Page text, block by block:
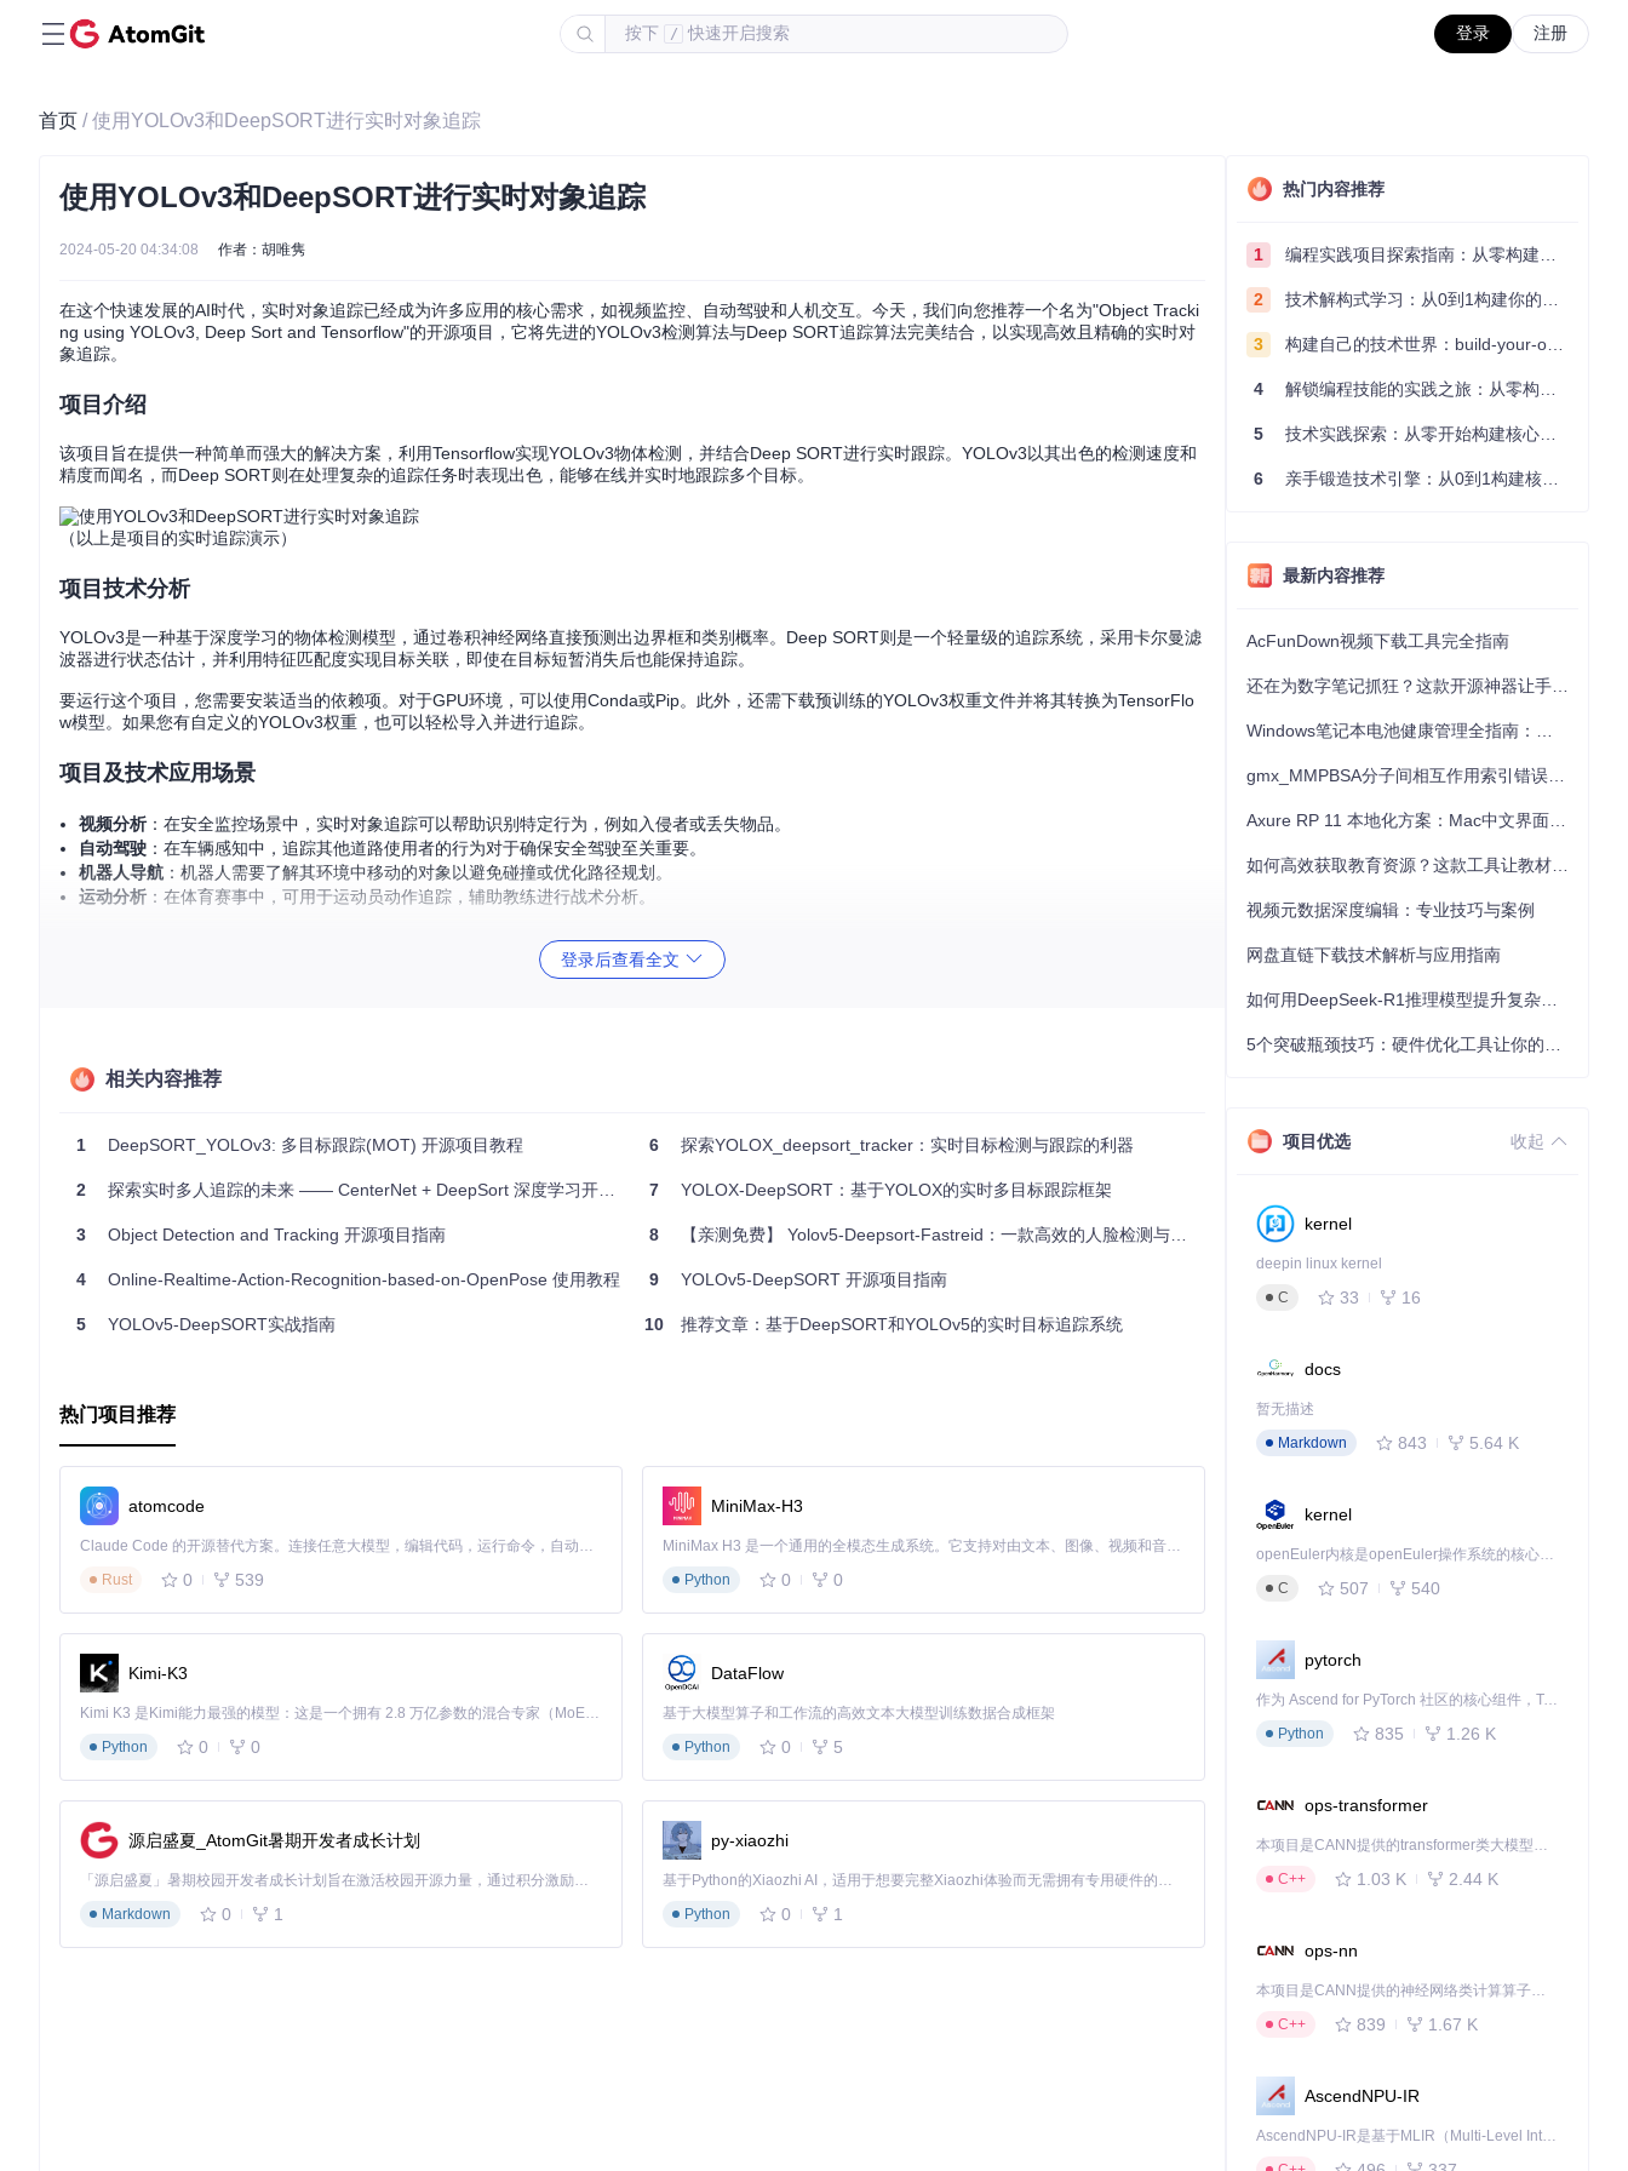
按下 / 快速开启搜索 登录 注册
首页 / 使用YOLOv3和DeepSORT进行实时对象追踪
使用YOLOv3和DeepSORT进行实时对象追踪
2024-05-20 04:34:08 作者：胡唯隽
在这个快速发展的AI时代，实时对象追踪已经成为许多应用的核心需求，如视频监控、自动驾驶和人机交互。今天，我们向您推荐一个名为"Object Tracki
ng using YOLOv3, Deep Sort and Tensorflow"的开源项目，它将先进的YOLOv3检测算法与Deep SORT追踪算法完美结合，以实现高效且精确的实时对
象追踪。
项目介绍
该项目旨在提供一种简单而强大的解决方案，利用Tensorflow实现YOLOv3物体检测，并结合Deep SORT进行实时跟踪。YOLOv3以其出色的检测速度和
精度而闻名，而Deep SORT则在处理复杂的追踪任务时表现出色，能够在线并实时地跟踪多个目标。
（以上是项目的实时追踪演示）
项目技术分析
YOLOv3是一种基于深度学习的物体检测模型，通过卷积神经网络直接预测出边界框和类别概率。Deep SORT则是一个轻量级的追踪系统，采用卡尔曼滤
波器进行状态估计，并利用特征匹配度实现目标关联，即使在目标短暂消失后也能保持追踪。
要运行这个项目，您需要安装适当的依赖项。对于GPU环境，可以使用Conda或Pip。此外，还需下载预训练的YOLOv3权重文件并将其转换为TensorFlo
w模型。如果您有自定义的YOLOv3权重，也可以轻松导入并进行追踪。
项目及技术应用场景
视频分析：在安全监控场景中，实时对象追踪可以帮助识别特定行为，例如入侵者或丢失物品。
自动驾驶 ：在车辆感知中，追踪其他道路使用者的行为对于确保安全驾驶至关重要。
机器人导航 ：机器人需要了解其环境中移动的对象以避免碰撞或优化路径规划。
运动分析 ：在体育赛事中，可用于运动员动作追踪，辅助教练进行战术分析。
跨平台：兼容Linux和Windows，可在不同硬件平台上部署。
让我们一起探索这个强大的工具，开启全新的实时追踪体验。对于任何技术爱好者或寻求提高追踪性能的应用开发者来说，这都是一个不容错过的选择！
登录后查看全文
相关内容推荐
1 DeepSORT_YOLOv3: 多目标跟踪(MOT) 开源项目教程
2 探索实时多人追踪的未来 —— CenterNet + DeepSort 深度学习开源项目评测
3 Object Detection and Tracking 开源项目指南
4 Online-Realtime-Action-Recognition-based-on-OpenPose 使用教程
5 YOLOv5-DeepSORT实战指南
6 探索YOLOX_deepsort_tracker：实时目标检测与跟踪的利器
7 YOLOX-DeepSORT：基于YOLOX的实时多目标跟踪框架
8 【亲测免费】 Yolov5-Deepsort-Fastreid：一款高效的人脸检测与识别解决方案
9 YOLOv5-DeepSORT 开源项目指南
10 推荐文章：基于DeepSORT和YOLOv5的实时目标追踪系统
热门项目推荐
atomcode
Claude Code 的开源替代方案。连接任意大模型，编辑代码，运行命令，自动验证 — 全自动执行。用 Rust 构建，极致性能。 ｜ An open-source alternative to Claude Code. Connect any LLM, edit code, run commands, and verify changes — autonomously. Built in Rust for speed. Get Started
Rust
0 539
MiniMax-H3
MiniMax H3 是一个通用的全模态生成系统。它支持对由文本、图像、视频和音频组成的多模态上下文进行统一理解，并能生成分辨率高达 2K、时长可达 15 秒的带原生立体声音频的视频。得益于面向任务泛化的系统设计，H3 在预训练阶段就已具备广泛的多模态上下文理解与生成能力，能够出色地执行复杂的多模态指令。
Python
0 0
Kimi-K3
Kimi K3 是Kimi能力最强的模型：这是一个拥有 2.8 万亿参数的混合专家（MoE）模型，具备原生视觉理解能力，并支持 100 万 token 的上下文窗口。
Python
0 0
DataFlow
基于大模型算子和工作流的高效文本大模型训练数据合成框架
Python
0 5
源启盛夏_AtomGit暑期开发者成长计划
「源启盛夏」暑期校园开发者成长计划旨在激活校园开源力量，通过积分激励、认证扶持、资源倾斜等形式，引导高校组织和开发者完成「入驻 — 建项目 — 做贡献 — 获认证 — 得资源」的完整闭环。无论你是想带领社团入驻平台的组织者，还是希望用代码贡献证明自己的开发者，都能在这里找到属于你的成长路径。
Markdown
0 1
py-xiaozhi
基于Python的Xiaozhi AI，适用于想要完整Xiaozhi体验而无需拥有专用硬件的用户。
Python
0 1
热门内容推荐
1 编程实践项目探索指南：从零构建技术能力体系
2 技术解构式学习：从0到1构建你的编程知识体系
3 构建自己的技术世界：build-your-own-x项目的实践探索指南
4 解锁编程技能的实践之旅：从零构建你的技术世界
5 技术实践探索：从零开始构建核心系统的实践指南
6 亲手锻造技术引擎：从0到1构建核心系统的实践指南
最新内容推荐
AcFunDown视频下载工具完全指南
视频元数据深度编辑：专业技巧与案例
网盘直链下载技术解析与应用指南
项目优选 收起
kernel
deepin linux kernel
C
33 16
docs
暂无描述
Markdown
843 5.64 K
kernel
openEuler内核是openEuler操作系统的核心，既是系统性能与稳定性的基石，也是连接处理器、设备与服务的桥梁。
C
507 540
pytorch
作为 Ascend for PyTorch 社区的核心组件，TorchNPU 是昇腾专为 PyTorch 打造的深度学习适配插件，使 PyTorch 框架能够直接调用昇腾 NPU，为开发者提供昇腾 AI 处理器的超强算力。
Python
835 1.26 K
ops-transformer
本项目是CANN提供的transformer类大模型算子库，实现网络在NPU上加速计算。
C++
1.03 K 2.44 K
ops-nn
本项目是CANN提供的神经网络类计算算子库，实现网络在NPU上加速计算。
C++
839 1.67 K
AscendNPU-IR
AscendNPU-IR是基于MLIR（Multi-Level Intermediate Representation）构建的，面向昇腾亲和算子编译时使用的中间表示，提供昇腾完备表达能力，通过编译优化提升昇腾AI处理器计算效率，支持通过生态框架使能昇腾AI处理器与深度调优